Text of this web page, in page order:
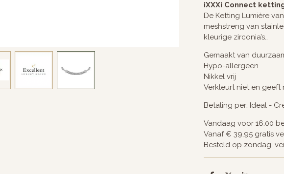
iXXXi Connect
De Ketting Lumière
meshstreng van
kleurige zirconia’s..
Gemaakt van
Hypo-allergeen
Nikkel vrij
Verkleurt niet en geeft
Betaling per: Ideal -
Vandaag voor 16.00
Vanaf € 39,95 gratis
Besteld op zondag,